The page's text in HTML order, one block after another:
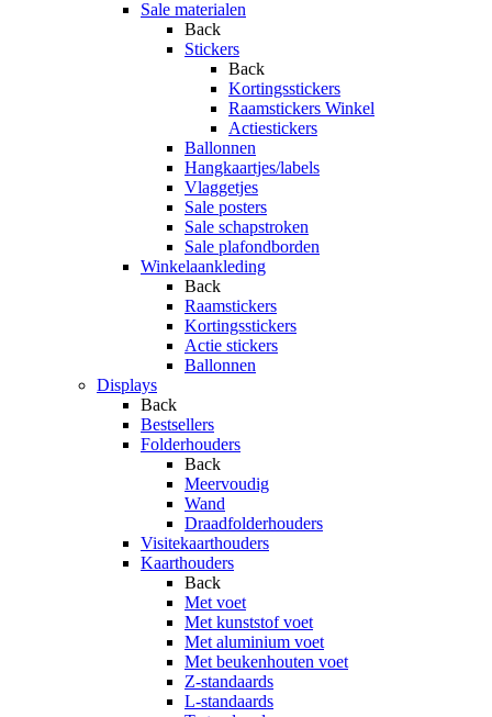
Sale materialen
Back
Stickers
Back
Kortingsstickers
Raamstickers Winkel
Actiestickers
Ballonnen
Hangkaartjes/labels
Vlaggetjes
Sale posters
Sale schapstroken
Sale plafondborden
Winkelaankleding
Back
Raamstickers
Kortingsstickers
Actie stickers
Ballonnen
Displays
Back
Bestsellers
Folderhouders
Back
Meervoudig
Wand
Draadfolderhouders
Visitekaarthouders
Kaarthouders
Back
Met voet
Met kunststof voet
Met aluminium voet
Met beukenhouten voet
Z-standaards
L-standaards